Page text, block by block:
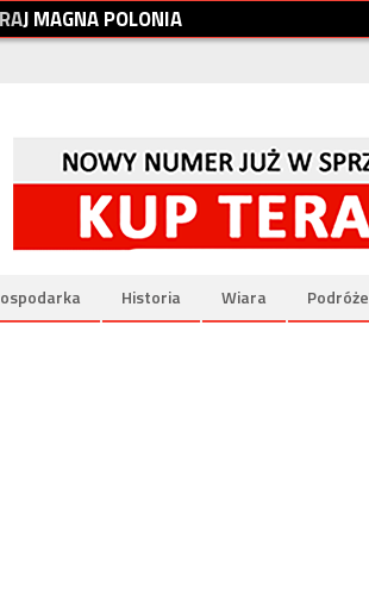
RAJMAGNAPOLONIA
Historia Wiara Podróże